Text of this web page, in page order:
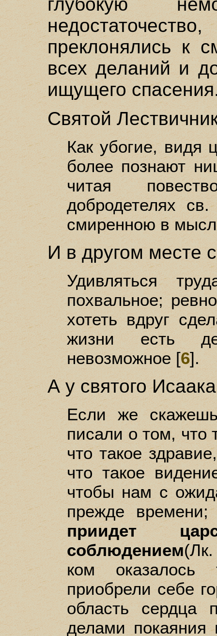
глубокую
преклонялись к
всех деланий и
ищущего
Святой
Как убогие, видя
более познают
читая
добродетелях
смиренною в
И в другом месте
Удивляться
похвальное;
хотеть вдруг
жизни есть
невозможное [6].
А у святого
Если же
писали о том, что
что такое
что такое
чтобы нам с
прежде
приидет
соблюдением
ком оказалось
приобрели себе
область сердца
делами покаяния